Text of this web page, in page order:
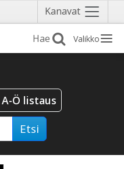
Kanavat Näytä
valikko
Valikko
A-Ö listaus
Etsi